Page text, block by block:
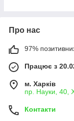
Про нас
97%
Працює з
м. Харків
пр. Науки, 40,
Контакти